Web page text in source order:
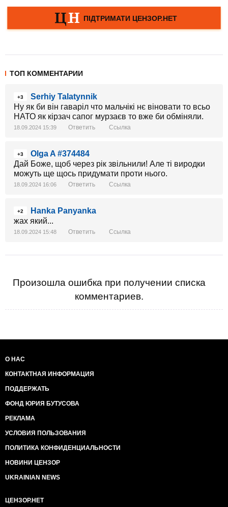
ТОП КОММЕНТАРИИ
+3
Serhiy Talatynnik
Ну як би він гаваріл что мальчікі нє віновати то всьо
НАТО як кірзач сапог мурзаєв то вже би обміняли.
18.09.2024 15:39 Ответить Ссылка
+3
Olga A #374484
Дай Боже, щоб через рiк звiльнили! Але тi виродки
можуть ще щось придумати проти нього.
18.09.2024 16:06 Ответить Ссылка
+2
Hanka Panyanka
жах який...
18.09.2024 15:48 Ответить Ссылка
Произошла ошибка при получении списка
комментариев.
О НАС
КОНТАКТНАЯ ИНФОРМАЦИЯ
ПОДДЕРЖАТЬ
ФОНД ЮРИЯ БУТУСОВА
РЕКЛАМА
УСЛОВИЯ ПОЛЬЗОВАНИЯ
ПОЛИТИКА КОНФИДЕНЦИАЛЬНОСТИ
НОВИНИ ЦЕНЗОР
UKRAINIAN NEWS
ЦЕНЗОР.НЕТ